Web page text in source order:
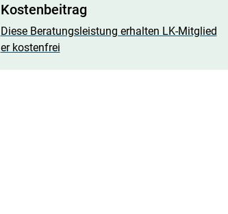
Kostenbeitrag
Diese Beratungsleistung erhalten LK-Mitglied
er kostenfrei